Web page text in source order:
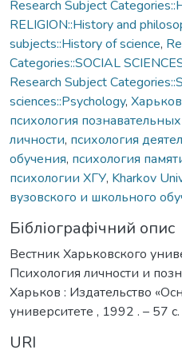
Research Subject
RELIGION::History and
subjects::History of science,
Categories::SOCIAL
Research Subject
sciences::Psychology,
психология
личности, психология
обучения, психология
психологии ХГУ, Kharkov
вузовского и школьного
Бібліографічний опис
Вестник Харьковского
Психология личности и
Харьков : Издательство
университете , 1992 . – 57 с.
URI